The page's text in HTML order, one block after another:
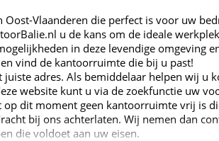
Oost-Vlaanderen die perfect is voor uw
u de kans om de ideale
in deze levendige omgeving
vind de kantoorruimte die bij u past!
adres. Als bemiddelaar helpen wij u
website kunt u via de zoekfunctie uw
op dit moment geen kantoorruimte vrij is
bij ons achterlaten. Wij nemen dan
die voldoet aan uw eisen.